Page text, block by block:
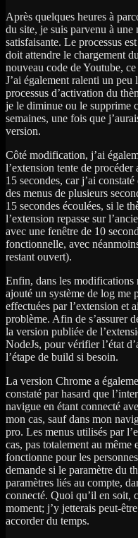
Après quelques heures à
du site, je suis parvenu à
satisfaisante. Le processus
doit attendre le chargement
nouveau code de Youtube,
J’ai également ralenti un peu
processus d’activation du
je le diminue ou le supprime
semaines, une fois que
version.
Côté modification, j’ai
l’extension tente de
15 secondes, car j’ai
des menus de plusieurs
15 secondes écoulées, si le
l’extension repasse sur
avec une fenêtre de 10
fonctionnelle, avec
restant ouvert).
Enfin, dans les modifications
ajouté un système de log me
effectuées par l’extension et
problème. Afin de s’assurer
la version publiée de
NodeJs, pour vérifier l’état
l’étape de build si besoin.
La version Chrome a
constaté par hasard que
navigue en étant connecté
mon cas, sauf dans mon
pro. Les menus utilisés par
cas, pas totalement au même
fonctionne pour les
demande si le paramètre du
paramètres liés au compte,
connecté. Quoi qu’il en soit,
moment; j’y jetterais peut-
accorder du temps.